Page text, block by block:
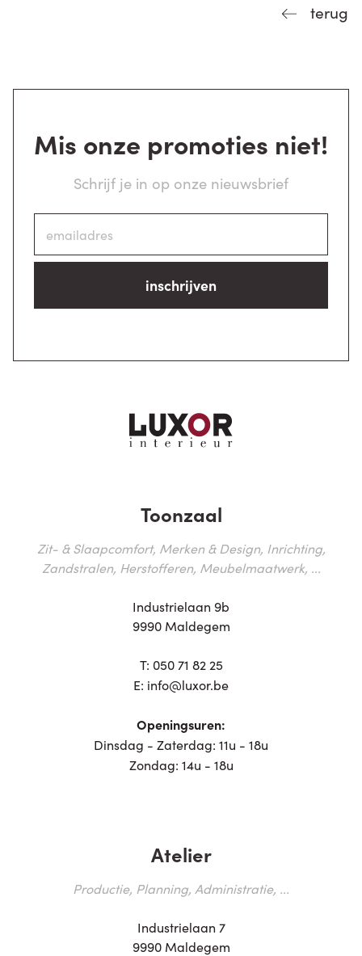
terug
Mis onze promoties niet!
Schrijf je in op onze nieuwsbrief
inschrijven
Toonzaal
Zit- & Slaapcomfort, Merken & Design, Inrichting,
Zandstralen, Herstofferen, Meubelmaatwerk, ...
Industrielaan 9b
9990 Maldegem
T: 050 71 82 25
E: info@luxor.be
Openingsuren:
Dinsdag - Zaterdag: 11u - 18u
Zondag: 14u - 18u
Atelier
Productie, Planning, Administratie, ...
Industrielaan 7
9990 Maldegem